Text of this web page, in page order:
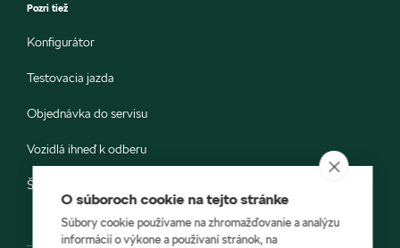
Pozri tiež
Konfigurátor
Testovacia jazda
Objednávka do servisu
Vozidlá ihneď k odberu
Škoda E-shop
O súboroch cookie na tejto stránke
Súbory cookie používame na zhromažďovanie a analýzu
informácií o výkone a používaní stránok, na